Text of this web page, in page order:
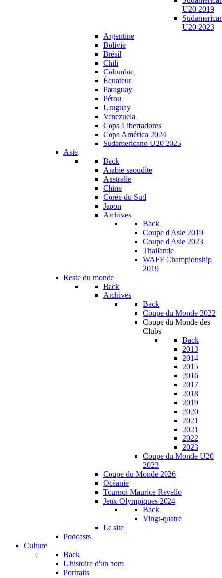
U20 2019
U20 2023
Argentine
Bolivie
Brésil
Chili
Colombie
Équateur
Paraguay
Pérou
Uruguay
Venezuela
Copa Libertadores
Copa América 2024
Sudamericano U20 2025
Asie
Back
Arabie saoudite
Australie
Chine
Corée du Sud
Japon
Archives
Back
Coupe d'Asie 2019
Coupe d'Asie 2023
Thailande
WAFF Championship
2019
Reste du monde
Back
Archives
Back
Coupe du Monde 2022
Coupe du Monde des
Clubs
Back
2013
2014
2015
2016
2017
2018
2019
2020
2021
2021
2022
2023
Coupe du Monde U20
2023
Coupe du Monde 2026
Océanie
Tournoi Maurice Revello
Jeux Olympiques 2024
Back
Vingt-quatre
Le site
Podcasts
Culture
Back
L'histoire d'un nom
Portraits